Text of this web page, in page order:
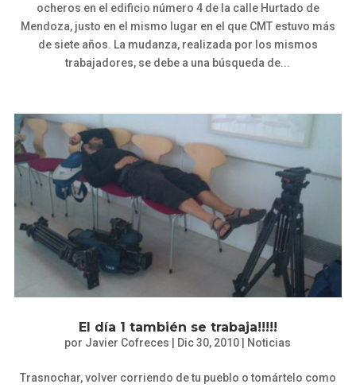
ocheros en el edificio número 4 de la calle Hurtado de
Mendoza, justo en el mismo lugar en el que CMT estuvo más
de siete años. La mudanza, realizada por los mismos
trabajadores, se debe a una búsqueda de...
El día 1 también se trabaja!!!!!
por Javier Cofreces Dic 30, 2010 Noticias
Trasnochar, volver corriendo de tu pueblo o tomártelo como